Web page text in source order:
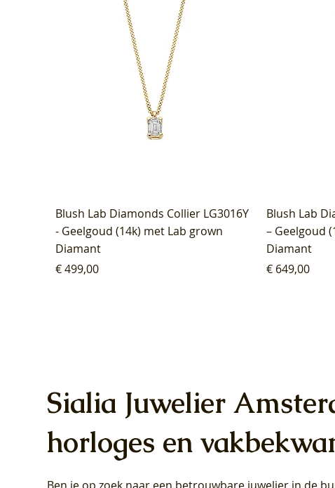
Blush Lab Diamonds Collier LG3016Y
- Geelgoud (14k) met Lab grown
Diamant
Prijs
€ 499,00
Blush Lab
– Geelgoud
Diamant
Prijs
€ 649,00
Sialia Juwelier
horloges en